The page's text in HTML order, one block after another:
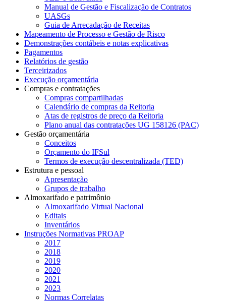
Manual de Gestão e Fiscalização de Contratos
UASGs
Guia de Arrecadação de Receitas
Mapeamento de Processo e Gestão de Risco
Demonstrações contábeis e notas explicativas
Pagamentos
Relatórios de gestão
Terceirizados
Execução orçamentária
Compras e contratações
Compras compartilhadas
Calendário de compras da Reitoria
Atas de registros de preço da Reitoria
Plano anual das contratações UG 158126 (PAC)
Gestão orçamentária
Conceitos
Orçamento do IFSul
Termos de execução descentralizada (TED)
Estrutura e pessoal
Apresentação
Grupos de trabalho
Almoxarifado e patrimônio
Almoxarifado Virtual Nacional
Editais
Inventários
Instruções Normativas PROAP
2017
2018
2019
2020
2021
2023
Normas Correlatas